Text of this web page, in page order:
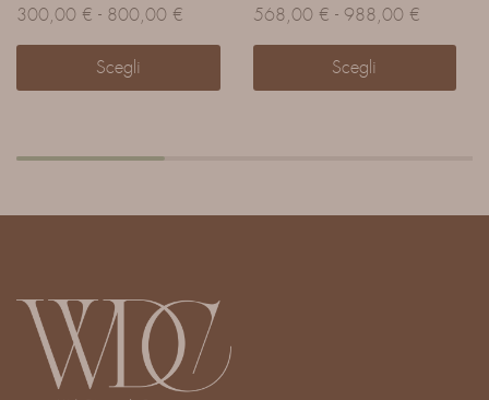
300,00 € - 800,00 €
Scegli
568,00 € - 988,00 €
Scegli